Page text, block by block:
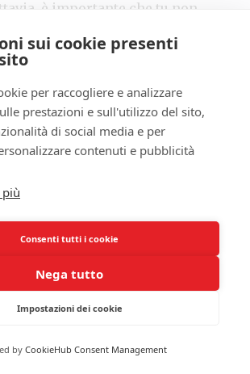
è importante che tu non
influire negativamente sul
. Trovare il giusto equilibrio può
meglio la tua condizione.
richiedono impegno
i risultati possono essere notevoli.
di tecniche di
e affrontare le sfide quotidiane
possono offrire approcci
a gestire la narcolessia senza
può aiutarti amigliorare il sonno
sui cookie presenti
per raccogliere e analizzare
prestazioni e sull'utilizzo del sito,
di social media e per
contenuti e pubblicità
più
Consenti tutti i cookie
Nega tutto
Impostazioni dei cookie
by CookieHub Consent Management